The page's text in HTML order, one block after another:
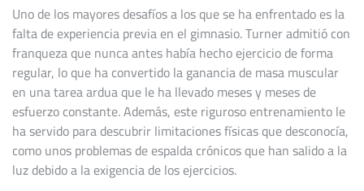
Uno de los mayores desafíos a los que se ha enfrentado es la
falta de experiencia previa en el gimnasio. Turner admitió con
franqueza que nunca antes había hecho ejercicio de forma
regular, lo que ha convertido la ganancia de masa muscular
en una tarea ardua que le ha llevado meses y meses de
esfuerzo constante. Además, este riguroso entrenamiento le
ha servido para descubrir limitaciones físicas que desconocía,
como unos problemas de espalda crónicos que han salido a la
luz debido a la exigencia de los ejercicios.